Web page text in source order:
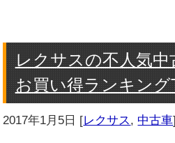
レクサスの不人気中
お買い得ランキング
2017年1月5日 [レクサス, 中古車]